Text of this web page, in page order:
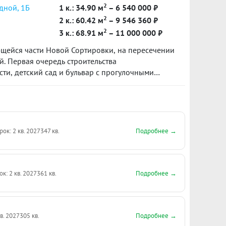
1Б
1 к.: 34.90 м2 – 6 540 000 ₽
2 к.: 60.42 м2 – 9 546 360 ₽
3 к.: 68.91 м2 – 11 000 000 ₽
части Новой Сортировки, на пересечении
очередь строительства
детский сад и бульвар с прогулочными
для отдыха и детских игр.
2 кв. 2027347 кв. Подробнее →
2 кв. 2027361 кв. Подробнее →
2027305 кв. Подробнее →